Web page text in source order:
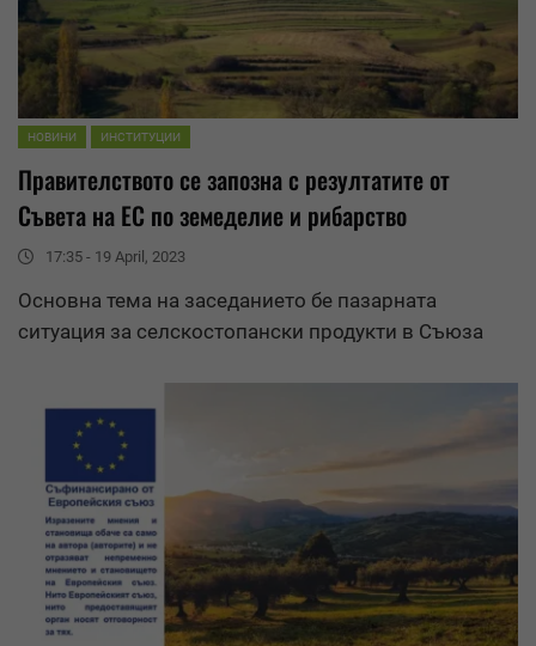
НОВИНИ ИНСТИТУЦИИ
Правителството се запозна с резултатите от
Съвета на ЕС по земеделие и рибарство
17:35 - 19 April, 2023
Основна тема на заседанието бе пазарната
ситуация за селскостопански продукти в Съюза